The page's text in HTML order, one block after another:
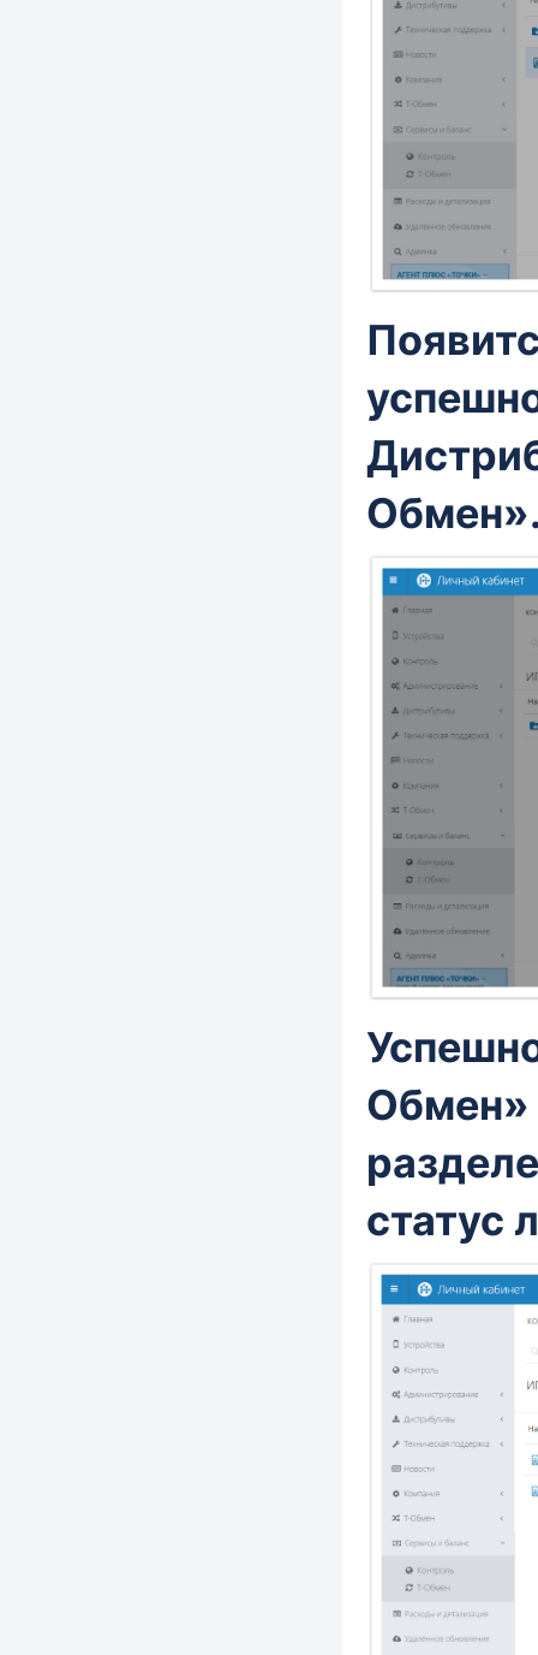
Обмен»
разделе
статус